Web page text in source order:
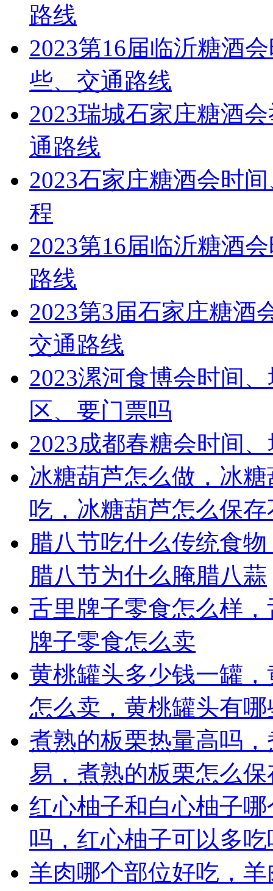
路线
2023第16届临沂糖酒
些、交通路线
2023瑞城石家庄糖酒
通路线
2023石家庄糖酒会时
程
2023第16届临沂糖酒
路线
2023第3届石家庄糖酒
交通路线
2023漯河食博会时间
区、要门票吗
2023成都春糖会时间
冰糖葫芦怎么做，冰
吃，冰糖葫芦怎么保
腊八节吃什么传统食
腊八节为什么腌腊八蒜
舌里牌子零食怎么样
牌子零食怎么卖
黄桃罐头多少钱一罐
怎么卖，黄桃罐头有
煮熟的板栗热量高吗
易，煮熟的板栗怎么
红心柚子和白心柚子
吗，红心柚子可以多
羊肉哪个部位好吃，